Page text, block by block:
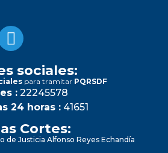
sociales:
para tramitar PQRSDF
: 22245578
24 horas : 41651
Cortes:
de Justicia Alfonso Reyes Echandía